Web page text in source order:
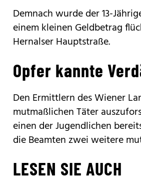
Demnach wurde der 13-
einem kleinen Geldbetrag
Hernalser Hauptstraße.
Opfer kannte
Den Ermittlern des Wiener
mutmaßlichen Täter
einen der Jugendlichen
die Beamten zwei weitere
LESEN SIE AUCH